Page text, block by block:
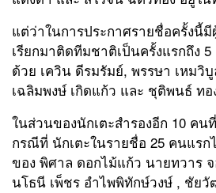
แต่ว่าในการประกาศรายชื่อครั้งนี้มี
เรียกมาติดทีมชาติเป็นครั้งแรกถึง
ด้วย เควิน ดีรมรัมย์, พรรษา เหมวิ
เฉลิมพงษ์ เกิดแก้ว และ ชุติพนธ์ ท
ในส่วนของนักเตะสำรองอีก 10 คน
กรณีที่ นักเตะในรายชื่อ 25 คนแร
ของ พิศาล ดอกไม้แก้ว นายทวาร
นโธนี เพ็ชร อำไพพิทักษ์วงษ์ , ชัย